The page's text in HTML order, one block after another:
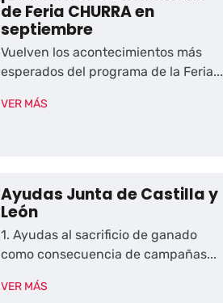
de Feria CHURRA en
septiembre
Vuelven los acontecimientos más
esperados del programa de la Feria...
VER MÁS
Ayudas Junta de Castilla y
León
1. Ayudas al sacrificio de ganado
como consecuencia de campañas...
VER MÁS